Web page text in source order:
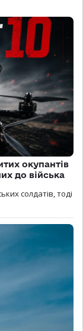
окупантів
до війська
солдатів, тоді